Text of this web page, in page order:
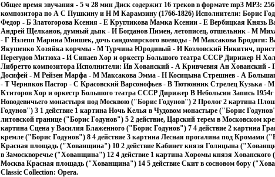
Общее время звучания - 5 ч 28 мин Диск содержит 16 треков в формате mp3 МР3:
композитора по А С Пушкину и Н М Карамзину (1766-1826) Исполнители: Борис
Федор - Б Златогорова Ксения - Е Кругликова Мамка Ксении - Е Вербицкая Князь
Андрей Щелканов, думный дьяк - И Богданов Пимен, летописец, отшельник - М
- Г Нэлепп Марина Мнишек, дочь сандомирского воеводы - М Максакова Бродяги:
Якушенко Хозяйка корчмы - М Турчина Юродивый - И Козловский Никитич,
Перегудов Митюха - И Сипаев Хор и оркестр Большого театра СССР Дирижер Н
Либретто композитора Исполнители: Ив Хованский - А Кривчевня Ан Хованский
Досифей - М Рейзен Марфа - М Максакова Эмма - Н Косицына Стрешнев - А
- Т Черняков Пастор - C Kpacoвский Варсонофьев - В Тютюнник Стрелец Кузька
Ктиторов Хор и оркестр Большого театра СССР Дирижер В Небольсин Запись
Новодевичьего монастыря под Москвою ("Борис Годунов") 2 Пролог 2 картина
Годунов") 3 1 действие 1 картина Ночь Келья в Чудовом монастыре ("Борис
литовской границе ("Борис Годунов") 5 2 действие, Царский терем в Московском
картина Сцена у Василия Блаженного ("Борис Годунов") 7 4 действие 2 картина
кремле ("Борис Годунов") 8 4 действие 3 картина Лесная прогалина под Кромами
Красная площадь ("Хованщина") 10 2 действие Кабинет князя Голицына
в Замоскворечье ("Хованщина") 12 4 действие 1 картина Хоромы князя
Москва Красная площадь ("Хованщина") 14 5 действие Скит в сосновом бору
Classic Collection: Opera.